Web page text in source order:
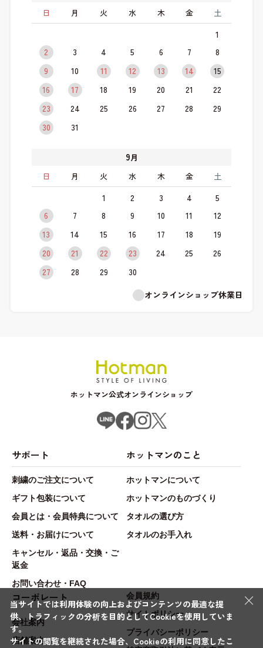
日
月 火 水 木 金 土
1
2
3 4 5 6 7
8
9
10 11 12 13 14
15
16
17 18 19 20 21
22
23
24 25 26 27 28
29
30
31
9月
日
月 火 水 木 金 土
1 2 3 4
5
6
7 8 9 10 11
12
13
14 15 16 17 18
19
20
21 22 23 24 25
26
27
28 29
30
オンラインショップ休業日
ホットマン公式オンラインショップ
サポート
刺繍のご注文について
ギフト包装について
会員とは・会員特典について
送料・お届けについて
キャンセル・返品・交換・ご
返金
お問い合わせ・FAQ
ホットマンのこと
ホットマンについて
ホットマンのものづくり
タオルの選び方
タオルのお手入れ
コーポレート
会社案内
店舗案内
会員規約
サイトポリシー
プライバシーポリシー
×
当サイトでは利用体験の向上およびコンテンツの最適な提
供、トラフィックの分析を目的としてCookieを使用していま
す。
サイトの閲覧を継続された場合、Cookieの利用に同意したこ